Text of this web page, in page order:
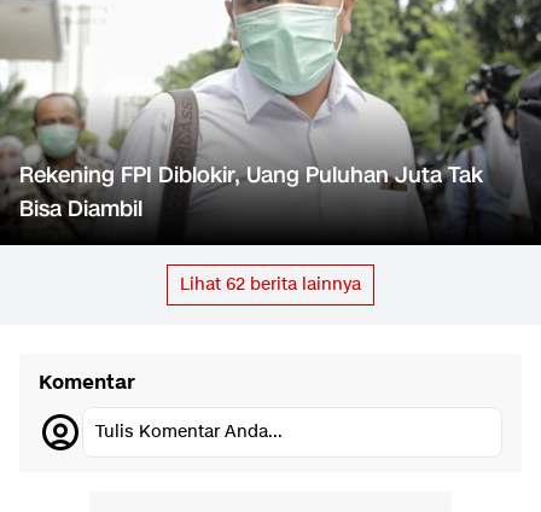
Rekening FPI Diblokir, Uang Puluhan Juta Tak
Bisa Diambil
Lihat 62 berita lainnya
Komentar
Tulis Komentar Anda...